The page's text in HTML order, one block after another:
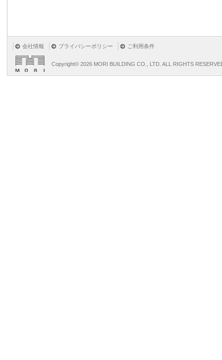
会社情報 プライバシーポリシー ご利用条件
Copyright© 2026 MORI BUILDING CO., LTD. ALL RIGHTS